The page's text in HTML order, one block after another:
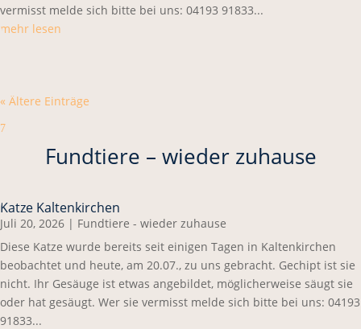
vermisst melde sich bitte bei uns: 04193 91833...
mehr lesen
« Ältere Einträge
7
Fundtiere – wieder zuhause
Katze Kaltenkirchen
Juli 20, 2026 | Fundtiere - wieder zuhause
Diese Katze wurde bereits seit einigen Tagen in Kaltenkirchen
beobachtet und heute, am 20.07., zu uns gebracht. Gechipt ist sie
nicht. Ihr Gesäuge ist etwas angebildet, möglicherweise säugt sie
oder hat gesäugt. Wer sie vermisst melde sich bitte bei uns: 04193
91833...